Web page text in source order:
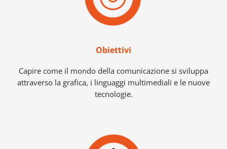
Obiettivi
Capire come il mondo della comunicazione si sviluppa
attraverso la grafica, i linguaggi multimediali e le nuove
tecnologie.